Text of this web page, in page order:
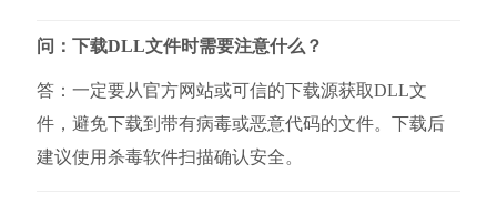
问：下载DLL文件时需要注意什么？
答：一定要从官方网站或可信的下载源获取DLL文
件，避免下载到带有病毒或恶意代码的文件。下载后
建议使用杀毒软件扫描确认安全。